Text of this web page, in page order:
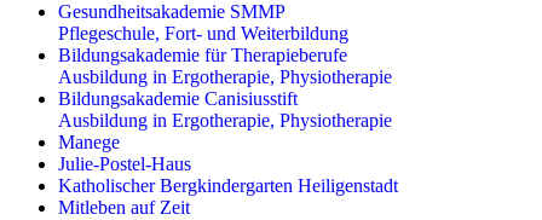
Gesundheitsakademie SMMP
Pflegeschule, Fort- und Weiterbildung
Bildungsakademie für Therapieberufe
Ausbildung in Ergotherapie, Physiotherapie
Bildungsakademie Canisiusstift
Ausbildung in Ergotherapie, Physiotherapie
Manege
Julie-Postel-Haus
Katholischer Bergkindergarten Heiligenstadt
Mitleben auf Zeit